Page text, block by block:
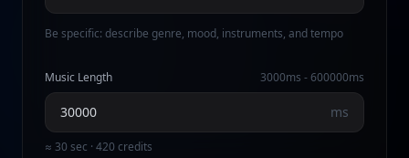
Be specific: describe genre, mood, instruments, and tempo
Music Length 3000ms -600000ms
ms
≈ 30 sec · 420 credits